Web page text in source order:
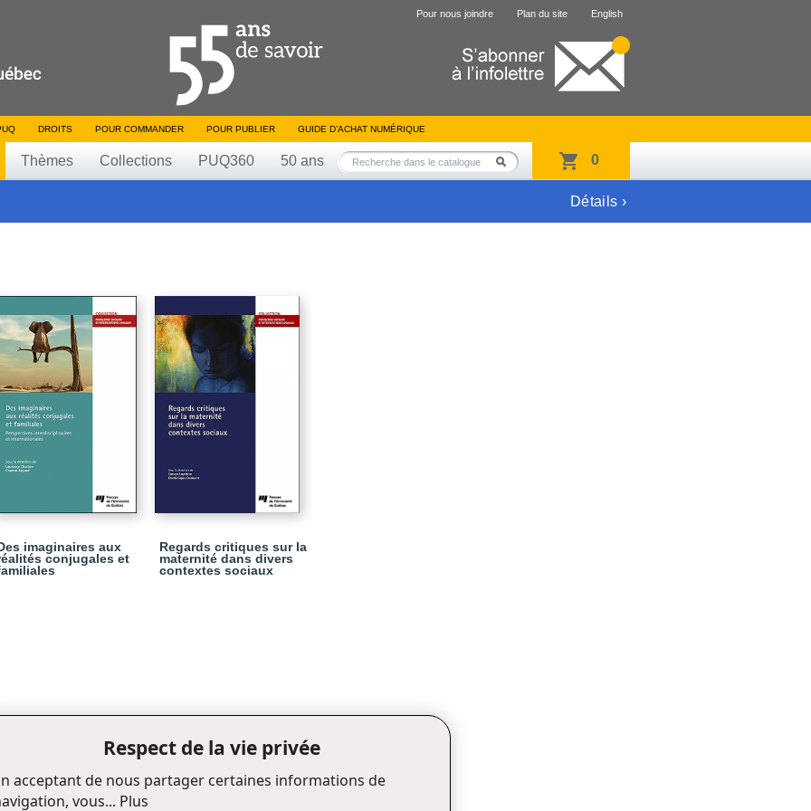
Pour nous joindre Plan du site English
DROITS POUR COMMANDER POUR PUBLIER GUIDE D’ACHAT NUMÉRIQUE
Thèmes Collections PUQ360 50 ans 0
Détails ›
imaginaires aux
conjugales et
Regards critiques sur la
maternité dans divers
contextes sociaux
Respect de la vie privée
acceptant de nous partager certaines informations de
vous... Plus